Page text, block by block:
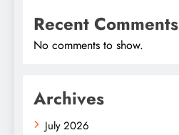
Recent Comments
No comments to show.
Archives
July 2026